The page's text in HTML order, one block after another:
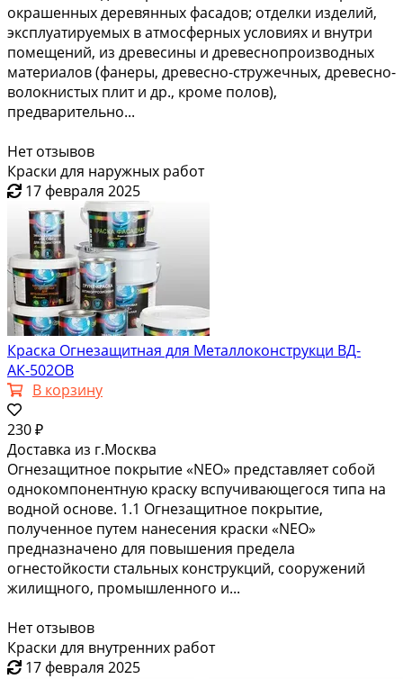
окрашенных деревянных фасадов; отделки изделий,
эксплуатируемых в атмосферных условиях и внутри
помещений, из древесины и древеснопроизводных
материалов (фанеры, древесно-стружечных, древесно-
волокнистых плит и др., кроме полов),
предварительно...
Нет отзывов
Краски для наружных работ
17 февраля 2025
Краска Огнезащитная для Металлоконструкци ВД-
АК-502ОВ
В корзину
230 ₽
Доставка из г.Москва
Огнезащитное покрытие «NEO» представляет собой
однокомпонентную краску вспучивающегося типа на
водной основе. 1.1 Огнезащитное покрытие,
полученное путем нанесения краски «NEO»
предназначено для повышения предела
огнестойкости стальных конструкций, сооружений
жилищного, промышленного и...
Нет отзывов
Краски для внутренних работ
17 февраля 2025